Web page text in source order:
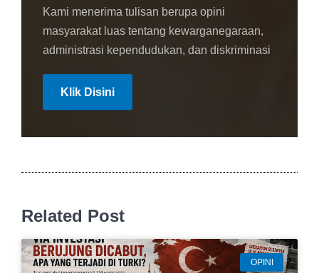
Kami menerima tulisan berupa opini
masyarakat luas tentang kewarganegaraan,
administrasi kependudukan, dan diskriminasi
Klik Disini
Related Post
OPINI